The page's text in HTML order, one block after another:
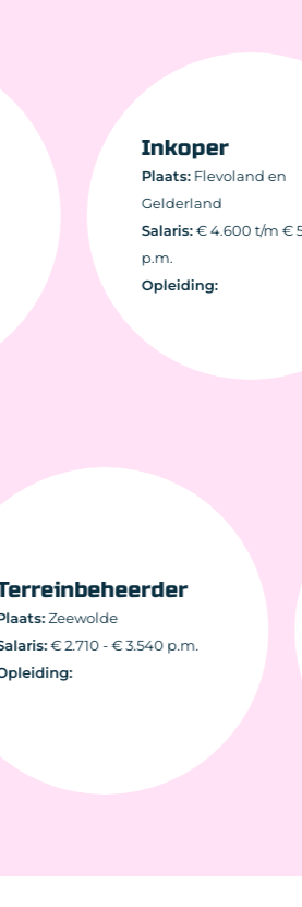
Inkoper
Plaats:Flevoland en
Gelderland
Salaris:€ 4.600 t/m € 5.700
Opleiding:
Terreinbeheerder
Plaats:Zeewolde
Salaris:€ 2.710 - € 3.540 p.m.
Opleiding: